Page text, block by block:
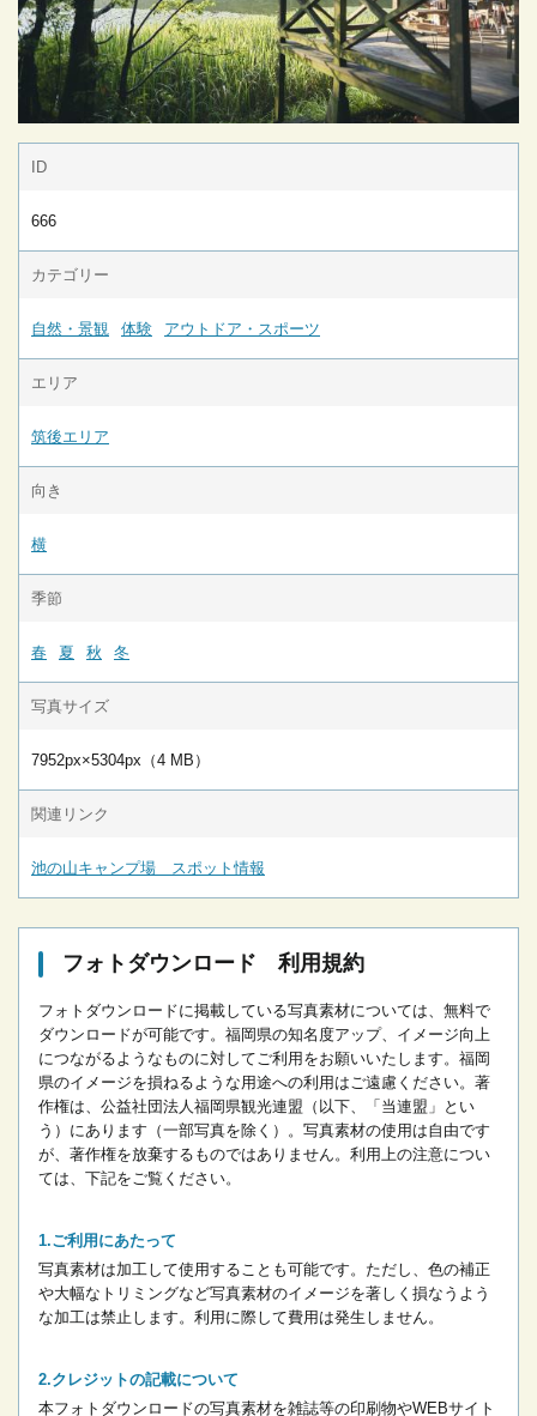
ID
666
カテゴリー
自然・景観 体験 アウトドア・スポーツ
エリア
筑後エリア
向き
横
季節
春 夏 秋 冬
写真サイズ
7952px×5304px（4 MB）
関連リンク
池の山キャンプ場 スポット情報
フォトダウンロード 利用規約
フォトダウンロードに掲載している写真素材については、無料で
ダウンロードが可能です。 福岡県の知名度アップ、イメージ向上
につながるようなものに対してご利用をお願いいたします。 福岡
県のイメージを損ねるような用途への利用はご遠慮ください。 著
作権は、公益社団法人福岡県観光連盟（以下、「当連盟」とい
う）にあります（一部写真を除く）。写真素材の使用は自由です
が、著作権を放棄するものではありません。 利用上の注意につい
ては、下記をご覧ください。
ご利用にあたって
写真素材は加工して使用することも可能です。ただし、色の補正
や大幅なトリミングなど写真素材のイメージを著しく損なうよう
な加工は禁止します。 利用に際して費用は発生しません。
クレジットの記載について
本フォトダウンロードの写真素材を雑誌等の印刷物やWEBサイト